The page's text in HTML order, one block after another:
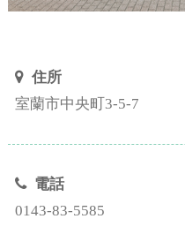
住所
室蘭市中央町3-5-7
電話
0143-83-5585